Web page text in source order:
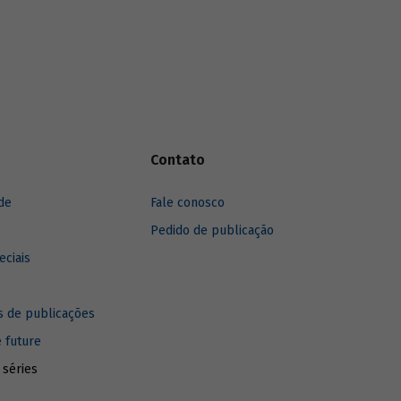
amadurecimento e a ampliação do mercado
para o Brasil.
de publicações
future
Contato
Fale conosco
Pedido de publicação